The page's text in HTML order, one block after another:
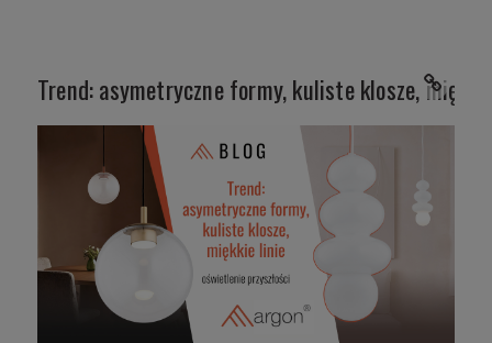
Trend: asymetryczne formy, kuliste klosze,